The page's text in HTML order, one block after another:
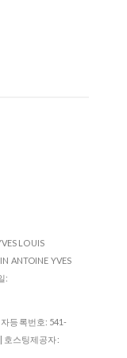
LOUIS
ANTOINE YVES
:
등록번호: 541-
| 호스팅제공자: